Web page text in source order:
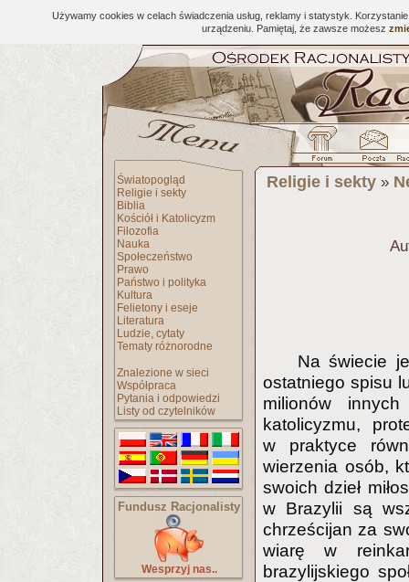
Używamy cookies w celach świadczenia usług, reklamy i statystyk.
urządzeniu. Pamiętaj, że zawsze możesz
Światopogląd
Religie i sekty
Biblia
Kościół i Katolicyzm
Filozofia
Nauka
Społeczeństwo
Prawo
Państwo i polityka
Kultura
Felietony i eseje
Literatura
Ludzie, cytaty
Tematy różnorodne
Znalezione w sieci
Współpraca
Pytania i odpowiedzi
Listy od czytelników
Fundusz Racjonalisty
Wesprzyj nas..
Religie i sekty »
Na świecie
ostatniego spisu
milionów
katolicyzmu,
w praktyce
wierzenia osób,
swoich dzieł
w Brazylii są
chrześcijan za
wiarę w
brazylijskiego